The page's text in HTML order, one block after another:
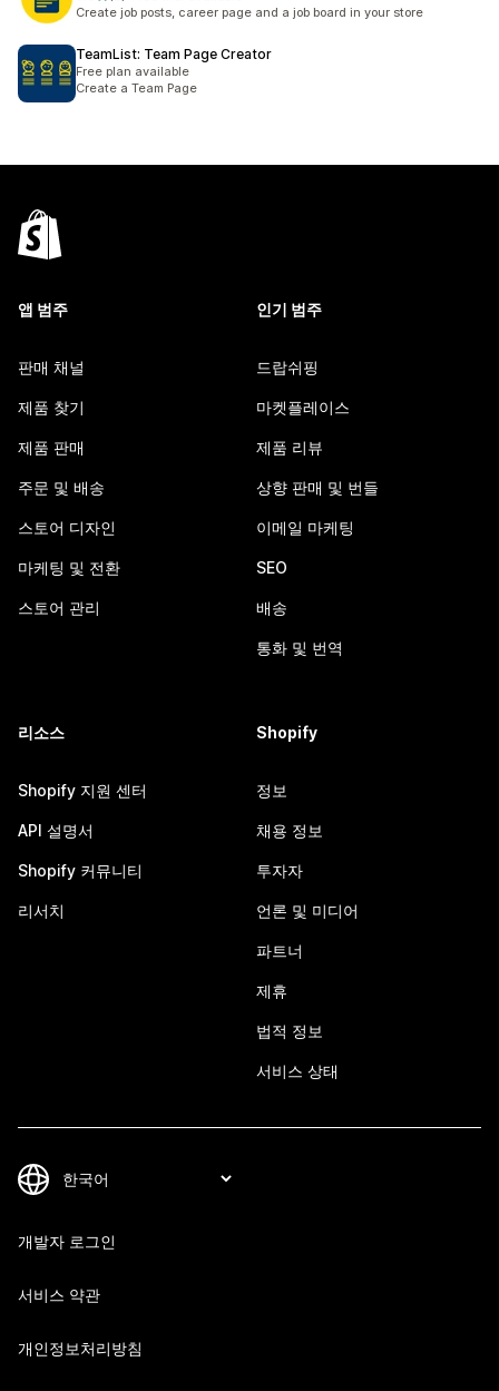
Create job posts, career page and a job board in your store
TeamList: Team Page Creator
Free plan available
Create a Team Page
앱 범주
판매 채널
제품 찾기
제품 판매
주문 및 배송
스토어 디자인
마케팅 및 전환
스토어 관리
인기 범주
드랍쉬핑
마켓플레이스
제품 리뷰
상향 판매 및 번들
이메일 마케팅
SEO
배송
통화 및 번역
리소스
Shopify 지원 센터
API 설명서
Shopify 커뮤니티
리서치
Shopify
정보
채용 정보
투자자
언론 및 미디어
파트너
제휴
법적 정보
서비스 상태
개발자 로그인
서비스 약관
개인정보처리방침